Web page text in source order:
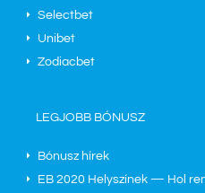
Selectbet
Unibet
Zodiacbet
LEGJOBB BÓNUSZ
Bónusz hírek
EB 2020 Helyszínek — Hol